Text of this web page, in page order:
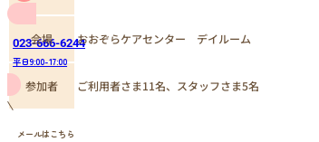
023-666-6244
平日9:00-17:00
メールはこちら
会場 おおぞらケアセンター デイルーム
参加者 ご利用者さま11名、スタッフさま5名